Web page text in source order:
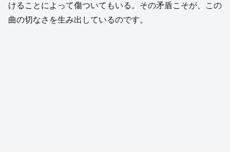
けることによって傷ついてもいる。その矛盾こそが、この
曲の切なさを生み出しているのです。